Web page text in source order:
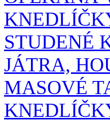
STUDENÉ
JÁTRA,
MASOVÉ